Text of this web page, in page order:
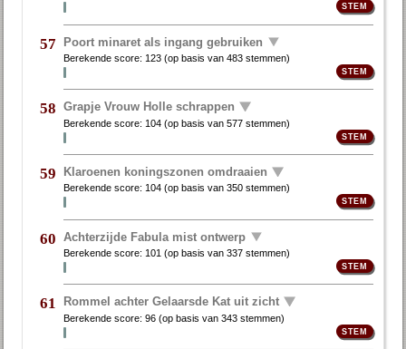
57 Poort minaret als ingang gebruiken
Berekende score: 123 (op basis van483 stemmen)
58 Grapje Vrouw Holle schrappen
Berekende score: 104 (op basis van577 stemmen)
59 Klaroenen koningszonen omdraaien
Berekende score: 104 (op basis van350 stemmen)
60 Achterzijde Fabula mist ontwerp
Berekende score: 101 (op basis van337 stemmen)
61 Rommel achter Gelaarsde Kat uit zicht
Berekende score:96 (op basis van343 stemmen)